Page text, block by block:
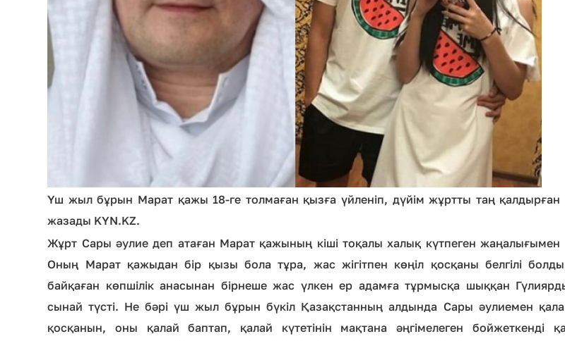
Үш жыл бұрын Марат қажы 18-ге толмаған қызға үйленіп, дүйім жұртты таң қалдырған
жазады KYN.KZ.
Жұрт Сары әулие деп атаған Марат қажының кіші тоқалы халық күтпеген жаңалығымен
Оның Марат қажыдан бір қызы бола тұра, жас жігітпен көңіл қосқаны белгілі
байқаған көпшілік анасынан бірнеше жас үлкен ер адамға тұрмысқа шыққан
сынай түсті. Не бәрі үш жыл бұрын бүкіл Қазақстанның алдында Сары әулиемен
қосқанын, оны қалай баптап, қалай күтетінін мақтана әңгімелеген бойжеткенді